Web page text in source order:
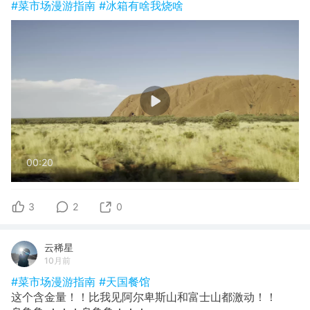
#菜市场漫游指南 #冰箱有啥我烧啥
00:20
3 2 0
云稀星
10月前
#菜市场漫游指南 #天国餐馆
这个含金量！！比我见阿尔卑斯山和富士山都激动！！